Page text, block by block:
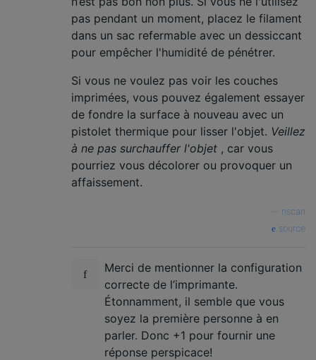
pas pendant un moment, placez le filament
dans un sac refermable avec un dessiccant
pour empêcher l'humidité de pénétrer.
Si vous ne voulez pas voir les couches
imprimées, vous pouvez également essayer
de fondre la surface à nouveau avec un
pistolet thermique pour lisser l'objet. Veillez
à ne pas surchauffer l'objet , car vous
pourriez vous décolorer ou provoquer un
affaissement.
nscan
source
Merci de mentionner la configuration
correcte de l’imprimante.
Étonnamment, il semble que vous
soyez la première personne à en
parler. Donc +1 pour fournir une
réponse perspicace!